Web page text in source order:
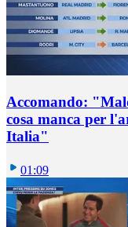
Accomando:
cosa manca per
Italia"
01:09